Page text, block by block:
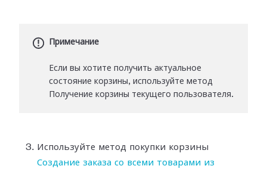
Примечание
Если вы хотите получить актуальное
состояние корзины, используйте метод
Получение корзины текущего пользователя.
Используйте метод покупки корзины
Создание заказа со всеми товарами из